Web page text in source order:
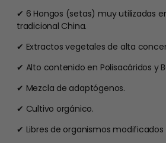
✔ 6 Hongos (setas) muy utilizadas
tradicional China.
✔ Extractos vegetales de alta
✔ Alto contenido en Polisacáridos y
✔ Mezcla de adaptógenos.
✔ Cultivo orgánico.
✔ Libres de organismos